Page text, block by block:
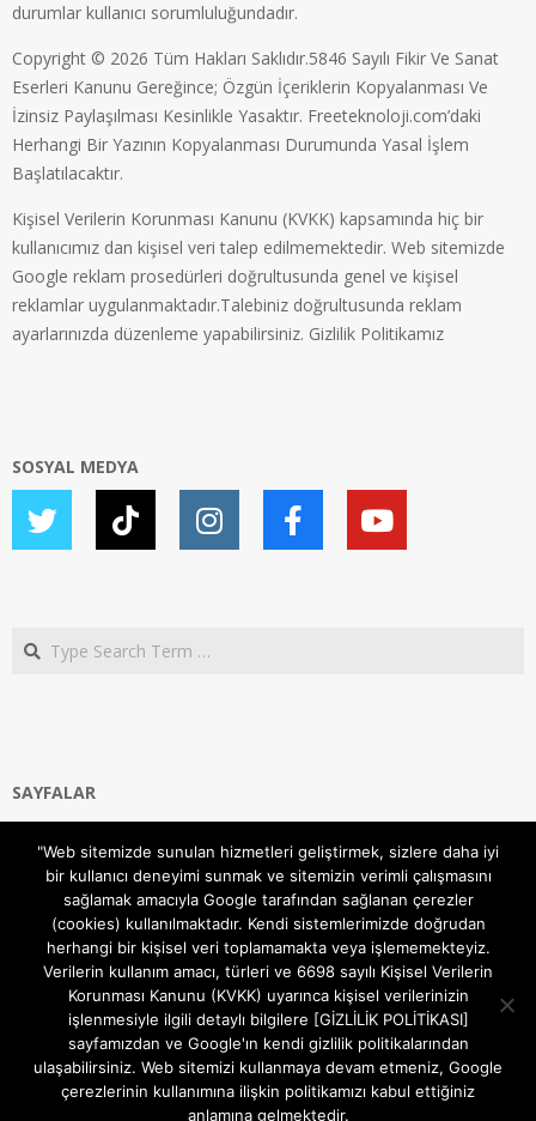
durumlar kullanıcı sorumluluğundadır.
Copyright © 2026 Tüm Hakları Saklıdır.5846 Sayılı Fikir Ve Sanat
Eserleri Kanunu Gereğince; Özgün İçeriklerin Kopyalanması Ve
İzinsiz Paylaşılması Kesinlikle Yasaktır. Freeteknoloji.com’daki
Herhangi Bir Yazının Kopyalanması Durumunda Yasal İşlem
Başlatılacaktır.
Kişisel Verilerin Korunması Kanunu (KVKK) kapsamında hiç bir
kullanıcımız dan kişisel veri talep edilmemektedir. Web sitemizde
Google reklam prosedürleri doğrultusunda genel ve kişisel
reklamlar uygulanmaktadır.Talebiniz doğrultusunda reklam
ayarlarınızda düzenleme yapabilirsiniz. Gizlilik Politikamız
SOSYAL MEDYA
Search
SAYFALAR
Gizlilik ve Çerezler (Cookies) Politikası
Hakkımızda
İletişim Kanalları
MODEM KURULUM
TEKNİK DESTEK
TELEVİZYON SİSTEMLERİ
"Web sitemizde sunulan hizmetleri geliştirmek, sizlere daha iyi
bir kullanıcı deneyimi sunmak ve sitemizin verimli çalışmasını
sağlamak amacıyla Google tarafından sağlanan çerezler
(cookies) kullanılmaktadır. Kendi sistemlerimizde doğrudan
herhangi bir kişisel veri toplamamakta veya işlememekteyiz.
Verilerin kullanım amacı, türleri ve 6698 sayılı Kişisel Verilerin
Korunması Kanunu (KVKK) uyarınca kişisel verilerinizin
işlenmesiyle ilgili detaylı bilgilere [GİZLİLİK POLİTİKASI]
sayfamızdan ve Google'ın kendi gizlilik politikalarından
ulaşabilirsiniz. Web sitemizi kullanmaya devam etmeniz, Google
çerezlerinin kullanımına ilişkin politikamızı kabul ettiğiniz
anlamına gelmektedir.